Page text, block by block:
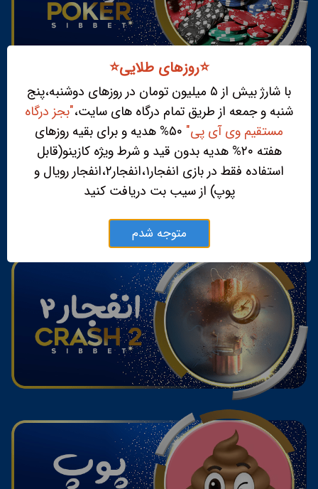
⭐️روزهای طلایی⭐️
با شارژ بیش از ۵ میلیون تومان در روزهای دوشنبه،پنج
شنبه و جمعه از طریق تمام درگاه های سایت،"بجز درگاه
مستقیم وی آی پی"
۵۰% هدیه و برای بقیه روزهای
هفته ۲۰% هدیه بدون قید و شرط ویژه کازینو(قابل
استفاده فقط در بازی انفجار۱،انفجار۲،انفجار رویال و
پوپ) از سیب بت دریافت کنید
متوجه شدم